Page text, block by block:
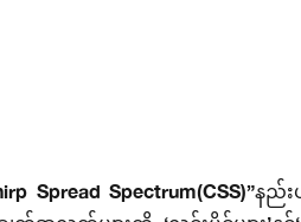
Spread Spectrum(CSS)”န